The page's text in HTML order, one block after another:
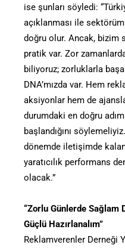
ise şunları söyledi:
açıklanması ile
doğru olur. Ancak, bizim
pratik var. Zor
biliyoruz; zorluklarla
DNA’mızda var. Hem
aksiyonlar hem de
durumdaki en doğru
başlandığını
dönemde iletişimde
yaratıcılık performans
olacak.”
“Zorlu Günlerde Sağlam
Güçlü Hazırlanalım”
Reklamverenler Derneği